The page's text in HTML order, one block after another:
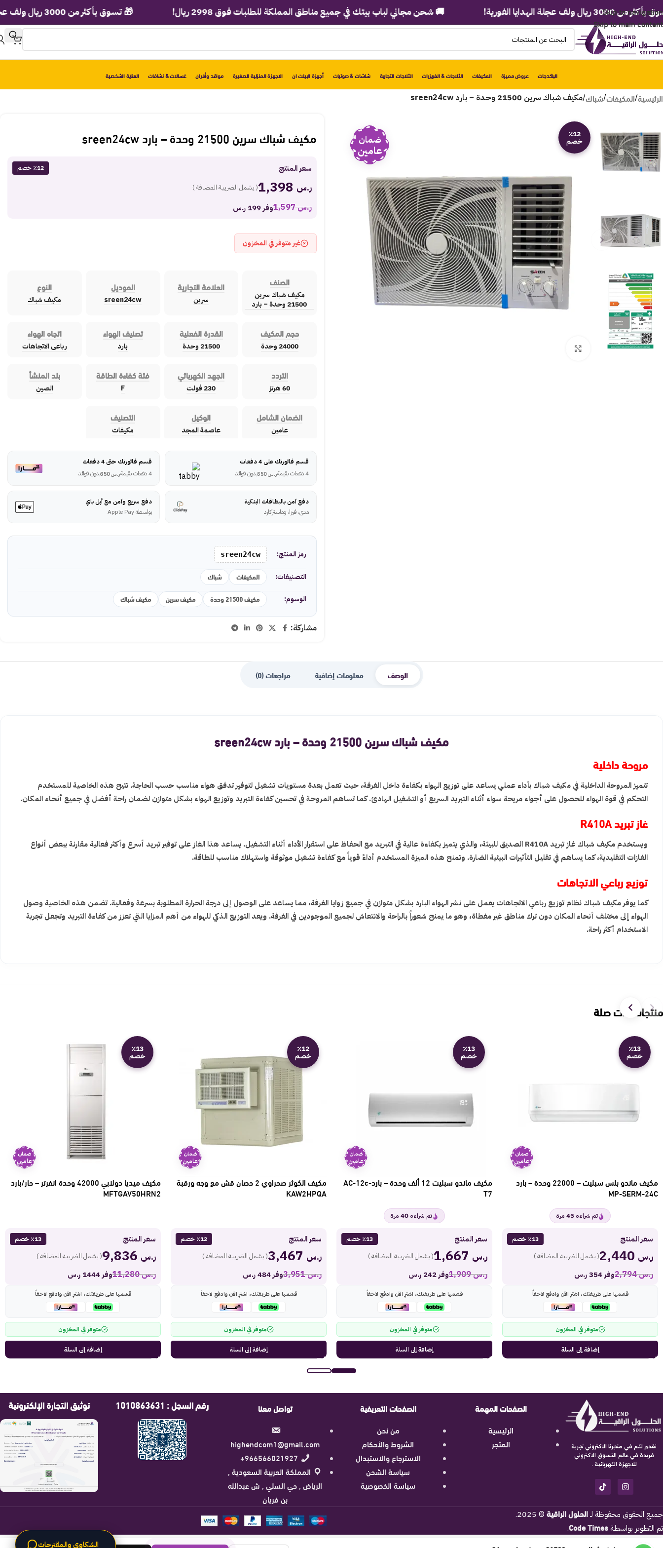
Skip to navigation
Skip to main content
الباكدجات عروض مميزة المكيفات الثلاجات & الفريزرات الثلاجات التجارية شاشات & صوتيات أجهزة البيلت ان الاجهزة المنزلية الصغيرة مواقد وأفران غسالات & نشافات العناية الشخصية
الرئيسية/المكيفات/شباك/مكيف شباك سرين 21500 وحدة – بارد sreen24cw
٪12
خصم ضمان
عامين
مكيف شباك سرين 21500 وحدة – بارد sreen24cw
سعر المنتج ٪12 خصم
ر.س ( يشمل الضريبة المضافة )
ر.س1,597 وفر 199 ر.س
غير متوفر في المخزون
الصنف
مكيف شباك سرين
21500 وحدة – بارد
العلامة التجارية
سرين
الموديل
sreen24cw
النوع
مكيف شباك
حجم المكيف
24000 وحدة
القدرة الفعلية
21500 وحدة
تصنيف الهواء
بارد
اتجاه الهواء
رباعى الاتجاهات
التردد
60 هرتز
الجهد الكهربائي
230 فولت
فئة كفاءة الطاقة
F
بلد المنشأ
الصين
الضمان الشامل
عامين
الوكيل
عاصمة المجد
التصنيف
مكيفات
قسم فاتورتك على 4 دفعات
4 دفعات بقيمة
ر.س350 بدون فوائد
قسم فاتورتك حتى 4 دفعات
4 دفعات بقيمة
ر.س350 بدون فوائد
دفع آمن بالبطاقات البنكية
مدى، فيزا، وماستركارد
دفع سريع وآمن مع أبل باي
بواسطة Apple Pay
رمز المنتج: sreen24cw
التصنيفات: المكيفات شباك
الوسوم: مكيف 21500 وحدة مكيف سرين مكيف شباك
مشاركة:
الوصف معلومات إضافية مراجعات (0)
مكيف شباك سرين 21500 وحدة – بارد sreen24cw
مروحة داخلية
تتميز المروحة الداخلية في مكيف شباك بأداء عملي يساعد على توزيع الهواء بكفاءة داخل الغرفة، حيث تعمل بعدة مستويات تشغيل لتوفير تدفق هواء مناسب حسب الحاجة. تتيح هذه الخاصية للمستخدم
التحكم في قوة الهواء للحصول على أجواء مريحة سواء أثناء التبريد السريع أو التشغيل الهادئ. كما تساهم المروحة في تحسين كفاءة التبريد وتوزيع الهواء بشكل متوازن لضمان راحة أفضل في جميع أنحاء المكان.
غاز تبريد R410A
ويستخدم مكيف شباك غاز تبريد R410A الصديق للبيئة، والذي يتميز بكفاءة عالية في التبريد مع الحفاظ على استقرار الأداء أثناء التشغيل. يساعد هذا الغاز على توفير تبريد أسرع وأكثر فعالية مقارنة ببعض أنواع
الغازات التقليدية، كما يساهم في تقليل التأثيرات البيئية الضارة. وتمنح هذه الميزة المستخدم أداءً قوياً مع كفاءة تشغيل موثوقة واستهلاك مناسب للطاقة.
توزيع رباعي الاتجاهات
كما يوفر مكيف شباك نظام توزيع رباعي الاتجاهات يعمل على نشر الهواء البارد بشكل متوازن في جميع زوايا الغرفة، مما يساعد على الوصول إلى درجة الحرارة المطلوبة بسرعة وفعالية. تضمن هذه الخاصية وصول
الهواء إلى مختلف أنحاء المكان دون ترك مناطق غير مغطاة، وهو ما يمنح شعوراً بالراحة والانتعاش لجميع الموجودين في الغرفة. ويعد التوزيع الذكي للهواء من أهم المزايا التي تعزز من كفاءة التبريد وتجعل تجربة
الاستخدام أكثر راحة.
منتجات ذات صلة
٪13
خصم
ضمان
عامين
مكيف ماندو بلس سبليت – 22000 وحدة – بارد
MP-SERM-24C
تم شراءه 45 مرة
سعر المنتج ٪13 خصم
ر.س ( يشمل الضريبة المضافة )
ر.س2,794 وفر 354 ر.س
قسّمها على طريقتك، اشترِ الآن وادفع لاحقاً
متوفر في المخزون
إضافة إلى السلة
٪13
خصم
ضمان
عامين
مكيف ماندو سبليت 12 ألف وحدة – باردAC-12c-
T7
تم شراءه 40 مرة
سعر المنتج ٪13 خصم
ر.س ( يشمل الضريبة المضافة )
ر.س1,909 وفر 242 ر.س
قسّمها على طريقتك، اشترِ الآن وادفع لاحقاً
متوفر في المخزون
إضافة إلى السلة
٪12
خصم
ضمان
عامين
مكيف الكوثر صحراوي 2 حصان قش مع وجه ورقبة
KAW2HPQA
سعر المنتج ٪12 خصم
ر.س ( يشمل الضريبة المضافة )
ر.س3,951 وفر 484 ر.س
قسّمها على طريقتك، اشترِ الآن وادفع لاحقاً
متوفر في المخزون
إضافة إلى السلة
٪13
خصم
ضمان
عامين
مكيف ميديا دولابي 42000 وحدة انفرتر – حار/بارد
MFTGAV50HRN2
سعر المنتج ٪13 خصم
ر.س ( يشمل الضريبة المضافة )
ر.س11,280 وفر 1444 ر.س
قسّمها على طريقتك، اشترِ الآن وادفع لاحقاً
متوفر في المخزون
إضافة إلى السلة
نقدم لكم في متجرنا الاكتروني تجربة
فريدة في عالم التسوق الاكتروني
للاجهزة الكهربائية .
الصفحات المهمة
الرئيسية
المتجر
الصفحات التعريفية
من نحن
الشروط والأحكام
الاسترجاع والاستبدال
سياسة الشحن
سياسة الخصوصية
تواصل معنا
highendcom1@gmail.com
966566021927+
المملكة العربية السعودية ,
الرياض , حي السلي , ش عبدالله
بن فريان
رقم السجل : 1010863631 توثيق التجارة الإلكترونية
جميع الحقوق محفوظة لـالحلول الراقية © 2025.
تم التطوير بواسطة Code Times
.
🎁 تسوق بأكثر من 3000 ريال ولف عجلة الهدايا الفورية! الهدايا الفورية! 🚚 شحن مجاني لباب بيتك في جميع مناطق المملكة للطلبات فوق 2998 ريال!
الشكاوى والمقترحات